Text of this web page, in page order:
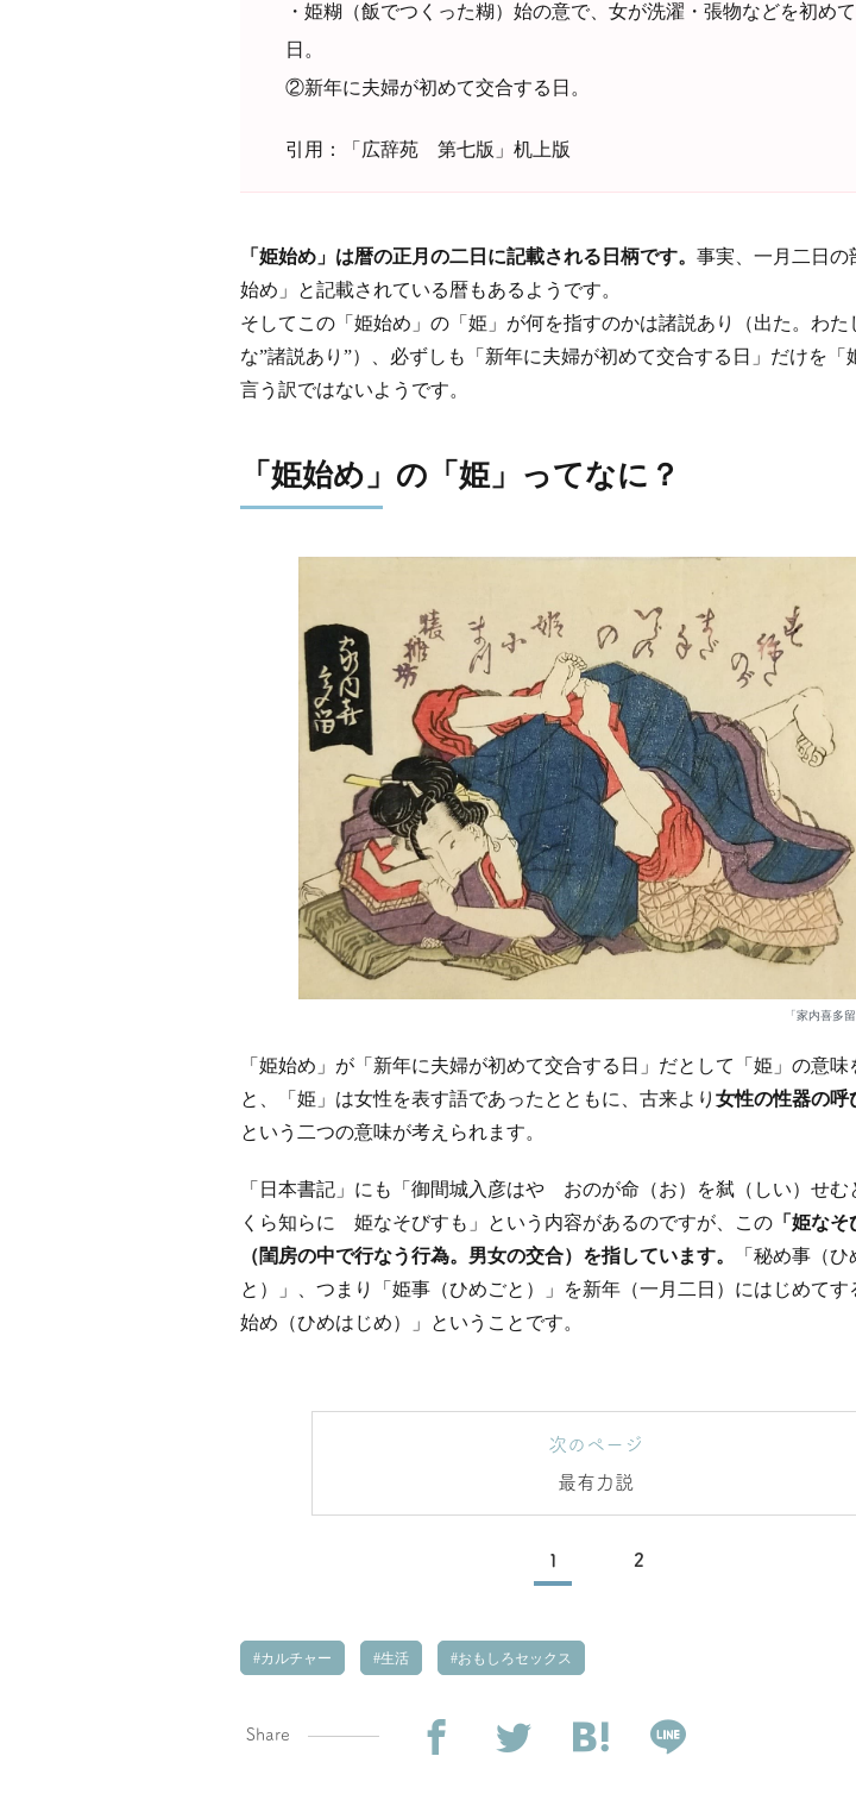
・姫糊（飯でつくった糊）始の意で、女が洗濯・張物などを初め
日。
②新年に夫婦が初めて交合する日。
引用：「広辞苑 第七版」机上版
「姫始め」は暦の正月の二日に記載される日柄です。 事実、一月二日の
始め」と記載されている暦もあるようです。
そしてこの「姫始め」の「姫」が何を指すのかは諸説あり（出た。わた
な”諸説あり”）、必ずしも「新年に夫婦が初めて交合する日」だけを「
言う訳ではないようです。
「姫始め」の「姫」ってなに？
「家内喜
「姫始め」が「新年に夫婦が初めて交合する日」だとして「姫」の意味
と、「姫」は女性を表す語であったとともに、古来より 女性の性器の呼
という二つの意味が考えられます。
「日本書記」にも「御間城入彦はや おのが命（お）を弑（しい）せ
くら知らに 姫なそびすも」という内容があるのですが、この 「姫な
（閨房の中で行なう行為。男女の交合）を指しています。
「秘め事（ひ
と）」、つまり「姫事（ひめごと）」を新年（一月二日）にはじめてす
始め（ひめはじめ）」ということです。
次のページ
最有力説
1 2
カルチャー 生活 おもしろセックス
Share